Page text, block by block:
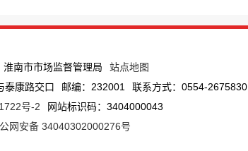
淮南市市场监督管理局
站点地图
泰康路交口
邮编：232001
联系方式：0554-2675830
号-2
网站标识码：3404000043
网安备 34040302000276号